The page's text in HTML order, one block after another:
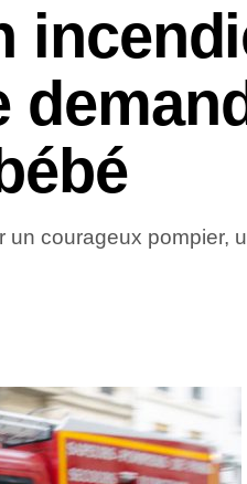
courageux pompier,